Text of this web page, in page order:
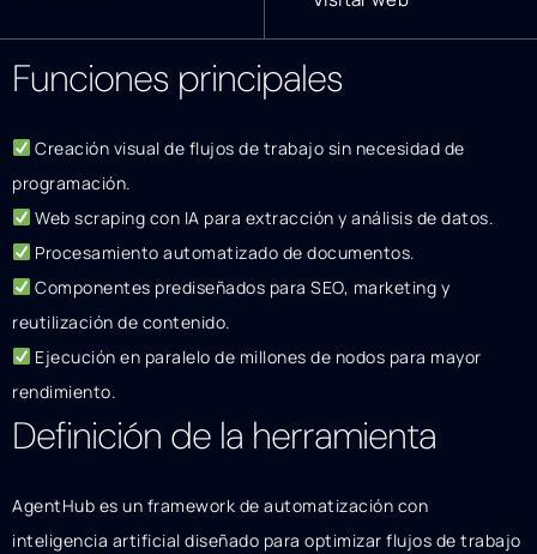
Funciones principales
Creación visual de flujos de trabajo sin necesidad de
programación.
Web scraping con IA para extracción y análisis de datos.
Procesamiento automatizado de documentos.
Componentes prediseñados para SEO, marketing y
reutilización de contenido.
Ejecución en paralelo de millones de nodos para mayor
rendimiento.
Definición de la herramienta
AgentHub es un framework de automatización con
inteligencia artificial diseñado para optimizar flujos de trabajo